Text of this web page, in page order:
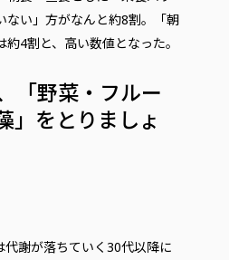
ない」方がなんと約8割。「朝
4割と、高い数値となった。
「野菜・フルー
」をとりましょ
代謝が落ちていく30代以降に